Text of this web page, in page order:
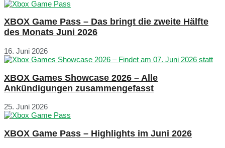
XBOX Game Pass – Das bringt die zweite Hälfte
des Monats Juni 2026
16. Juni 2026
XBOX Games Showcase 2026 – Alle
Ankündigungen zusammengefasst
25. Juni 2026
XBOX Game Pass – Highlights im Juni 2026